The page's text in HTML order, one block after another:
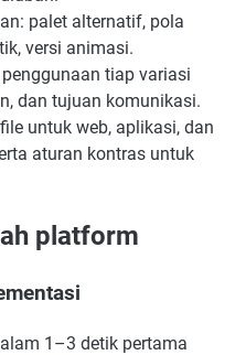
palet alternatif, pola
versi animasi.
tiap variasi
dan tujuan komunikasi.
untuk web, aplikasi, dan
aturan kontras untuk
platform
1–3 detik pertama